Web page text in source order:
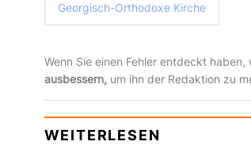
Georgisch-Orthodoxe Kirche
Wenn Sie einen Fehler entdeckt
ausbessern,um ihn der Redaktion zu
WEITERLESEN